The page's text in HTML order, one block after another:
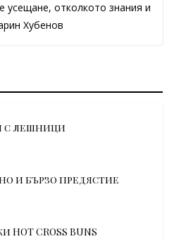
усещане, отколкото знания и
Хубенов
с лешници
и бързо предястие
CROSS BUNS